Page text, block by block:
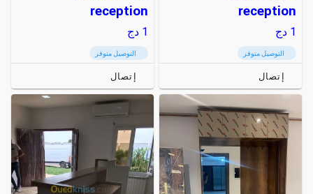
reception
1 دج
التوصيل متوفر
إتصال
reception
1 دج
التوصيل متوفر
إتصال